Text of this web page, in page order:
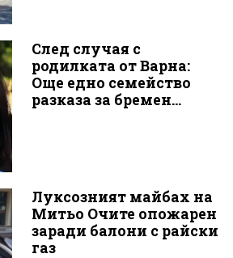
След случая с
родилката от Варна:
Още едно семейство
разказа за бремен...
Луксозният майбах на
Митьо Очите опожарен
заради балони с райски
газ